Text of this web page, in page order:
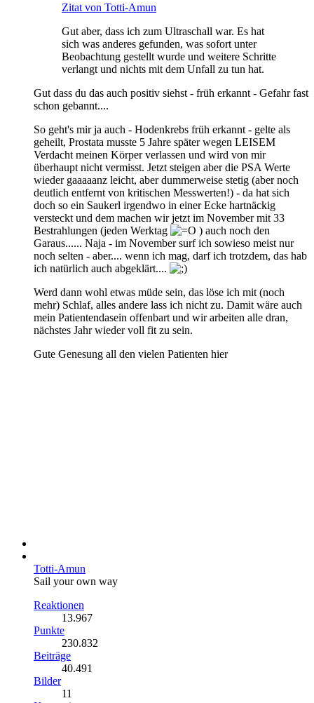
Zitat von Totti-Amun
Gut aber, dass ich zum Ultraschall war. Es hat
sich was anderes gefunden, was sofort unter
Beobachtung gestellt wurde und weitere Schritte
verlangt und nichts mit dem Unfall zu tun hat.
Gut dass du das auch positiv siehst - früh erkannt - Gefahr fast
schon gebannt....
So geht's mir ja auch - Hodenkrebs früh erkannt - gelte als
geheilt, Prostata musste 5 Jahre später wegen LEISEM
Verdacht meinen Körper verlassen und wird von mir
überhaupt nicht vermisst. Jetzt steigen aber die PSA Werte
wieder gaaaaanz leicht, aber dummerweise stetig (aber noch
deutlich entfernt von kritischen Messwerten!) - da hat sich
doch so ein Saukerl irgendwo in einer Ecke hartnäckig
versteckt und dem machen wir jetzt im November mit 33
Bestrahlungen (jeden Werktag
) auch noch den
Garaus...... Naja - im November surf ich sowieso meist nur
noch selten - aber.... wenn ich mag, darf ich trotzdem, das hab
ich natürlich auch abgeklärt....
Werd dann wohl etwas müde sein, das löse ich mit (noch
mehr) Schlaf, alles andere lass ich nicht zu. Damit wäre auch
mein Patientendasein offenbart und wir arbeiten alle dran,
nächstes Jahr wieder voll fit zu sein.
Gute Genesung all den vielen Patienten hier
Totti-Amun
Sail your own way
Reaktionen
13.967
Punkte
230.832
Beiträge
40.491
Bilder
11